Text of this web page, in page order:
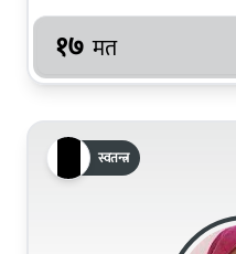
१७ मत
स्वतन्त्र